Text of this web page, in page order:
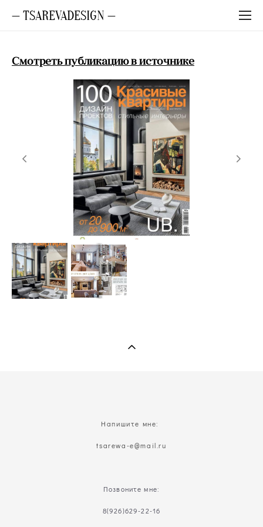
— TSAREVADESIGN —
Смотреть публикацию в источнике
Напишите мне:
tsarewa-e@mail.ru
Позвоните мне:
8(926)629-22-16